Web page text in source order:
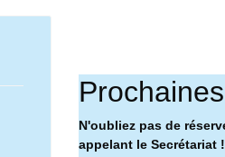
N'oubliez pas de
appelant le Secrétariat !